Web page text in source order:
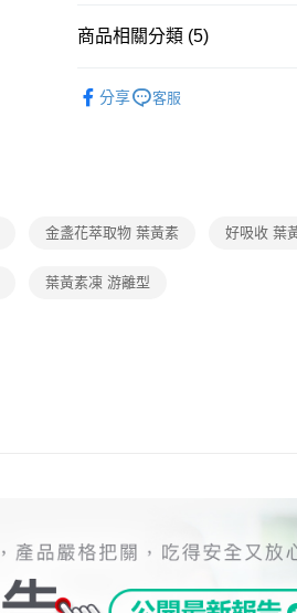
每筆NT$90，滿NT$999(含以上
每筆NT$90，滿NT$999(含以上
每筆NT$199，滿NT$999(含以
商品相關分類 (5)
素食友善 全素可食
分享 客服
金盞花萃取物 葉黃素 好吸收 葉
葉黃素凍 游離型